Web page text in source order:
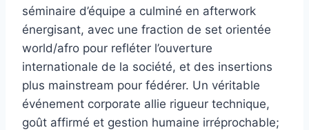
séminaire d’équipe a culminé en afterwork
énergisant, avec une fraction de set orientée
world/afro pour refléter l’ouverture
internationale de la société, et des insertions
plus mainstream pour fédérer. Un véritable
événement corporate allie rigueur technique,
goût affirmé et gestion humaine irréprochable;